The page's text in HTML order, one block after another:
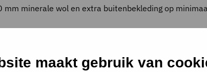
maakt gebruik van
minerale wol en extra buitenbekleding op